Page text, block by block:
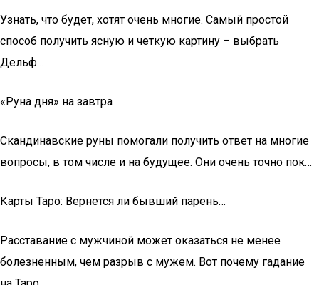
Узнать, что будет, хотят очень многие. Самый простой
способ получить ясную и четкую картину – выбрать
Дельф…
«Руна дня» на завтра
Скандинавские руны помогали получить ответ на многие
вопросы, в том числе и на будущее. Они очень точно пок…
Карты Таро: Вернется ли бывший парень…
Расставание с мужчиной может оказаться не менее
болезненным, чем разрыв с мужем. Вот почему гадание